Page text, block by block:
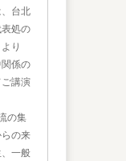
台北
処の
り
関係の
講演
の集
の来
一般